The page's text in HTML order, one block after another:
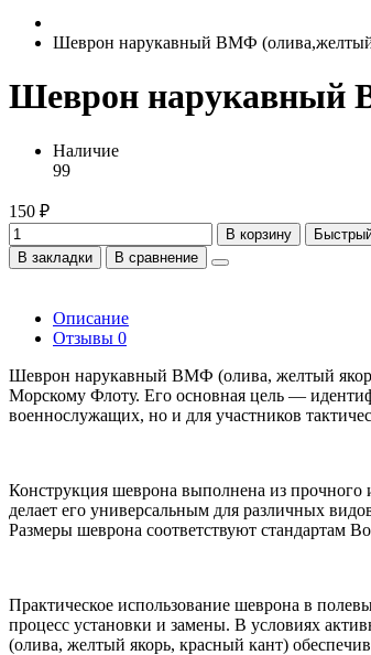
Шеврон нарукавный ВМФ (олива,желтый
Шеврон нарукавный
Наличие
99
150 ₽
В корзину
В закладки
В сравнение
Описание
Отзывы 0
Шеврон нарукавный ВМФ (олива, желтый
Морскому Флоту. Его основная цель —
военнослужащих, но и для участников
Конструкция шеврона выполнена из прочного
делает его универсальным для различных
Размеры шеврона соответствуют стандартам
Практическое использование шеврона в
процесс установки и замены. В условиях
(олива, желтый якорь, красный кант)